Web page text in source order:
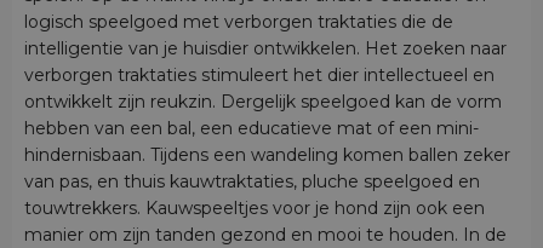
logisch speelgoed met verborgen traktaties die de
intelligentie van je huisdier ontwikkelen. Het zoeken naar
verborgen traktaties stimuleert het dier intellectueel en
ontwikkelt zijn reukzin. Dergelijk speelgoed kan de vorm
hebben van een bal, een educatieve mat of een mini-
hindernisbaan. Tijdens een wandeling komen ballen zeker
van pas, en thuis kauwtraktaties, pluche speelgoed en
touwtrekkers. Kauwspeeltjes voor je hond zijn ook een
manier om zijn tanden gezond en mooi te houden. In de